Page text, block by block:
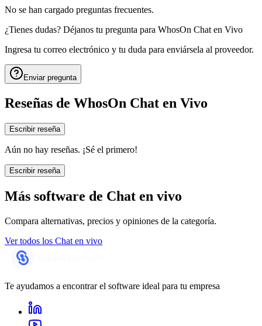
No se han cargado preguntas frecuentes.
¿Tienes dudas? Déjanos tu pregunta para WhosOn Chat en Vivo
Ingresa tu correo electrónico y tu duda para enviársela al proveedor.
Enviar pregunta
Reseñas de WhosOn Chat en Vivo
Escribir reseña
Aún no hay reseñas. ¡Sé el primero!
Escribir reseña
Más software de Chat en vivo
Compara alternativas, precios y opiniones de la categoría.
Ver todos los Chat en vivo
Te ayudamos a encontrar el software ideal para tu empresa